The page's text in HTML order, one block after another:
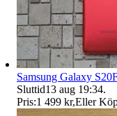
Samsung Galaxy
Sluttid13 aug 19:34.
Pris:1 499 kr,Eller